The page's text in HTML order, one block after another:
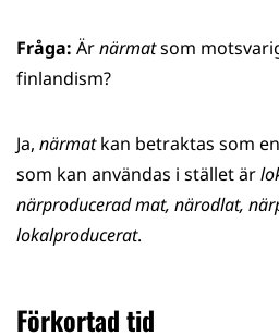
Fråga: Ärnärmatsom
finlandism?
Ja, närmatkan betraktas som
som kan användas i stället är
närproducerad mat, närodlat,
lokalproducerat.
Förkortad tid